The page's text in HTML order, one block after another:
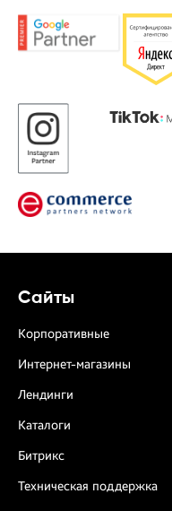
Сайты
Корпоративные
Интернет-магазины
Лендинги
Каталоги
Битрикс
Техническая поддержка